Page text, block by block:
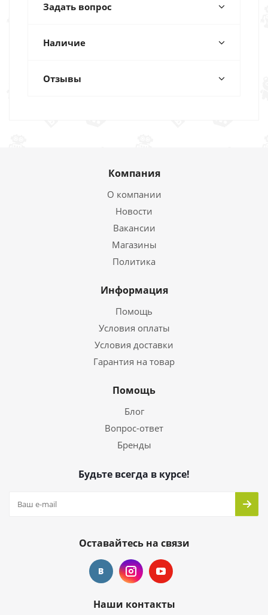
Задать вопрос
Наличие
Отзывы
Компания
О компании
Новости
Вакансии
Магазины
Политика
Информация
Помощь
Условия оплаты
Условия доставки
Гарантия на товар
Помощь
Блог
Вопрос-ответ
Бренды
Будьте всегда в курсе!
Оставайтесь на связи
Наши контакты